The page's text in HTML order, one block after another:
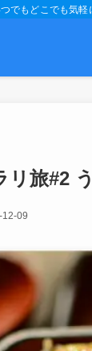
でもどこでも気軽
リ旅#2
09